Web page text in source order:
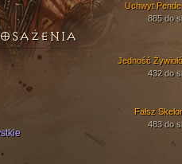
Uchwyt
885 do
Fałsz
483 do
Jedność
432 do